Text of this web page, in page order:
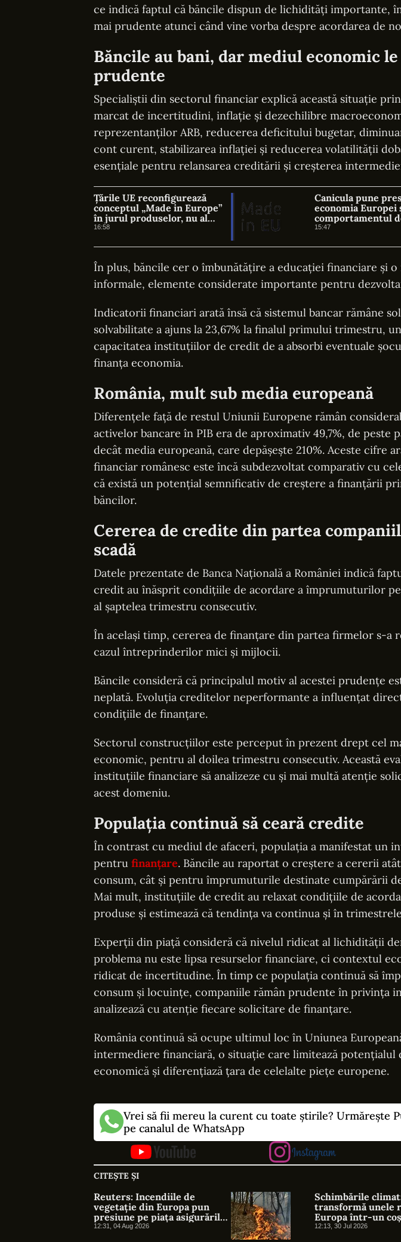
ce indică faptul că băncile dispun de lichidități importante,
mai prudente atunci când vine vorba despre acordarea de
Băncile au bani, dar mediul economic
prudente
Specialiștii din sectorul financiar explică această situație
marcat de incertitudini, inflație și dezechilibre
reprezentanților ARB, reducerea deficitului bugetar,
cont curent, stabilizarea inflației și reducerea volatilității
esențiale pentru relansarea creditării și creșterea
Țările UE reconfigurează
conceptul „Made in Europe”
în jurul produselor, nu al
țărilor
16:58
Canicula pune
economia Europei
comportamentul
15:47
În plus, băncile cer o îmbunătățire a educației financiare și
informale, elemente considerate importante pentru
Indicatorii financiari arată însă că sistemul bancar rămâne
solvabilitate a ajuns la 23,67% la finalul primului trimestru,
capacitatea instituțiilor de credit de a absorbi eventuale
finanța economia.
România, mult sub media europeană
Diferențele față de restul Uniunii Europene rămân
activelor bancare în PIB era de aproximativ 49,7%, de peste
decât media europeană, care depășește 210%. Aceste cifre
financiar românesc este încă subdezvoltat comparativ cu
că există un potențial semnificativ de creștere a finanțării
băncilor.
Cererea de credite din partea
scadă
Datele prezentate de Banca Națională a României indică
credit au înăsprit condițiile de acordare a împrumuturilor
al șaptelea trimestru consecutiv.
În același timp, cererea de finanțare din partea firmelor s-a
cazul întreprinderilor mici și mijlocii.
Băncile consideră că principalul motiv al acestei prudențe
neplată. Evoluția creditelor neperformante a influențat
condițiile de finanțare.
Sectorul construcțiilor este perceput în prezent drept cel
economic, pentru al doilea trimestru consecutiv. Această
instituțiile financiare să analizeze cu și mai multă atenție
acest domeniu.
Populația continuă să ceară credite
În contrast cu mediul de afaceri, populația a manifestat un
pentru finanțare. Băncile au raportat o creștere a cererii
consum, cât și pentru împrumuturile destinate cumpărării
Mai mult, instituțiile de credit au relaxat condițiile de
produse și estimează că tendința va continua și în
Experții din piață consideră că nivelul ridicat al lichidității
problema nu este lipsa resurselor financiare, ci contextul
ridicat de incertitudine. În timp ce populația continuă să
consum și locuințe, companiile rămân prudente în privința
analizează cu atenție fiecare solicitare de finanțare.
România continuă să ocupe ultimul loc în Uniunea
intermediere financiară, o situație care limitează potențialul
economică și diferențiază țara de celelalte piețe europene.
Vrei să fii mereu la curent cu toate știrile? Urmărește
pe canalul de WhatsApp
CITEȘTE ȘI
Reuters: Incendiile de
vegetație din Europa pun
presiune pe piața asigurărilor
și evidențiază lipsa protecției
12:31, 04 Aug 2026
Schimbările
transformă unele
Europa într-un
pentru asiguratori
12:13, 30 Jul 2026